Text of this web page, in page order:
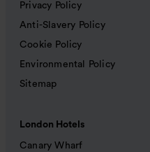
Privacy Policy
Anti-Slavery Policy
Cookie Policy
Environmental Policy
Sitemap
London Hotels
Canary Wharf